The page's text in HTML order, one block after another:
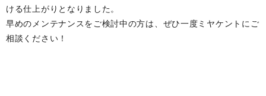
ける仕上がりとなりました。
早めのメンテナンスをご検討中の方は、ぜひ一度ミヤケントにご
相談ください！